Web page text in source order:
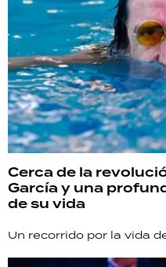
Cerca de la
García y una
de su vida
Un recorrido por la vida